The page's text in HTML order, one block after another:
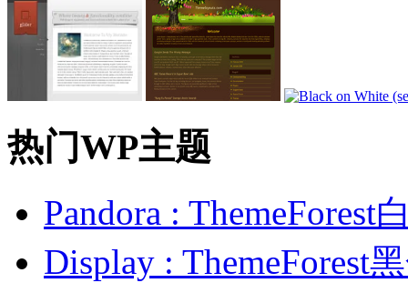
热门WP主题
Pandora : ThemeForest
Display : ThemeForest